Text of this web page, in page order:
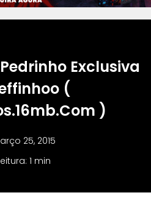
Exclusiva
(
)
25, 2015
1 min